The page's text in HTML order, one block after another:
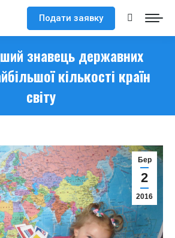
Подати заявку Search:
знавець державних
кількості країн
світу
Бер
2
2016